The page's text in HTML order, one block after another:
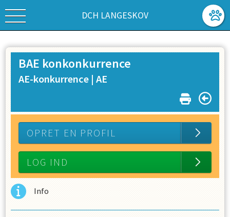
DCH LANGESKOV
BAE konkonkurrence
AE-konkurrence | AE
OPRET EN PROFIL
LOG IND
Info